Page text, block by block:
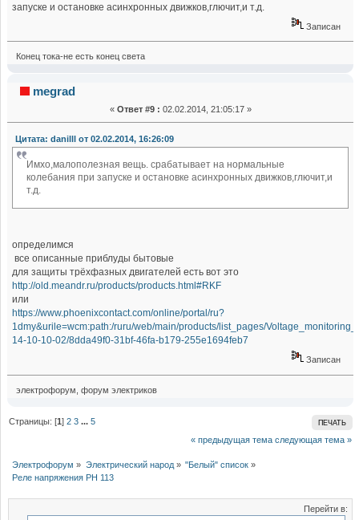
запуске и остановке асинхронных движков,глючит,и т.д.
Записан
Конец тока-не есть конец света
megrad
« Ответ #9 : 02.02.2014, 21:05:17 »
Цитата: danilll от 02.02.2014, 16:26:09
Имхо,малополезная вещь. срабатывает на нормальные
колебания при запуске и остановке асинхронных движков,глючит,и
т.д.
определимся
все описанные приблуды бытовые
для защиты трёхфазных двигателей есть вот это
http://old.meandr.ru/products/products.html#RKF
или
https://www.phoenixcontact.com/online/portal/ru?
1dmy&urile=wcm:path:/ruru/web/main/products/list_pages/
14-10-10-02/8dda49f0-31bf-46fa-b179-255e1694feb7
Записан
электрофорум, форум электриков
ПЕЧАТЬ
Страницы: [1]2 3 ...5
« предыдущая тема следующая тема »
Электрофорум » Электрический народ» "Белый" список»
Реле напряжения РН 113
Перейти в: